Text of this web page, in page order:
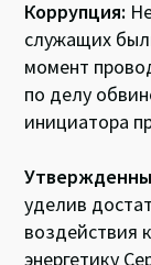
Коррупция:
служащих
момент
по делу
инициатора
уделив
воздействия
энергетику